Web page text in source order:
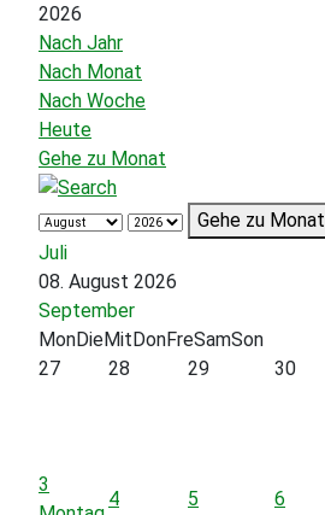
2026
Nach Jahr
Nach Monat
Nach Woche
Heute
Gehe zu Monat
Gehe zu Monat
Juli
08. August 2026
September
MonDieMit DonFreSamSon
27
28 29 30
3
4
5
6